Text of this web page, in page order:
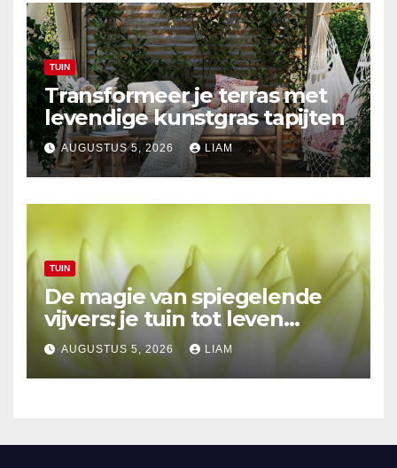
TUIN
Transformeer je terras met
levendige kunstgras tapijten
AUGUSTUS 5, 2026 LIAM
TUIN
De magie van spiegelende
vijvers: je tuin tot leven
brengen
AUGUSTUS 5, 2026 LIAM